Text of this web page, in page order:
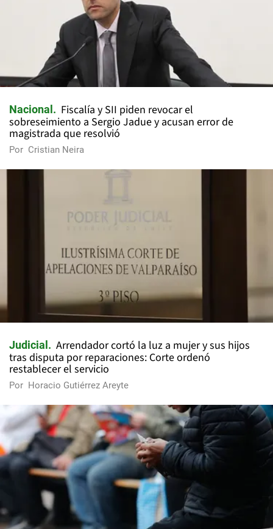
Nacional
Fiscalía y SII piden revocar el
sobreseimiento a Sergio Jadue y acusan error de
magistrada que resolvió
Por Cristian Neira
Judicial
Arrendador cortó la luz a mujer y sus hijos
tras disputa por reparaciones: Corte ordenó
restablecer el servicio
Por Horacio Gutiérrez Areyte